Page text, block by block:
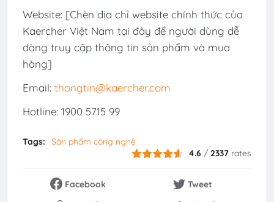
Website: [Chèn địa chỉ website chính thức của
Kaercher Việt Nam tại đây để người dùng dễ
dàng truy cập thông tin sản phẩm và mua
hàng]
Email: thongtin@kaercher.com
Hotline: 1900 5715 99
Tags:
Sàn phẩm công nghệ
4.6 /2337 rates
Facebook
Tweet